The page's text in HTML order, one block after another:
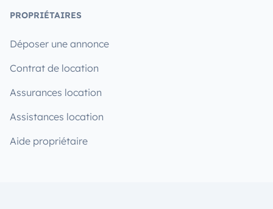
PROPRIÉTAIRES
Déposer une annonce
Contrat de location
Assurances location
Assistances location
Aide propriétaire